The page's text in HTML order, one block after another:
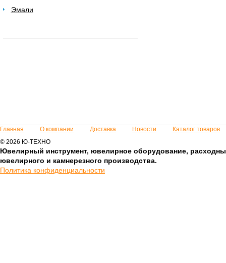
Эмали
Главная О компании Доставка Новости
Каталог товаров
© 2026 Ю-ТЕХНО
Ювелирный инструмент, ювелирное оборудование,
ювелирного и камнерезного производства.
Политика конфиденциальности